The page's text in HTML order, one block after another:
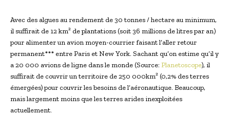
Avec des algues au rendement de 30 tonnes / hectare au minimum,
il suffirait de 12 km² de plantations (soit 36 millions de litres par an)
pour alimenter un avion moyen-courrier faisant l’aller retour
permanent*** entre Paris et New York. Sachant qu’on estime qu’il y
a 20 000 avions de ligne dans le monde (Source: Planetoscope), il
suffirait de couvrir un territoire de 250 000km² (0,2% des terres
émergées) pour couvrir les besoins de l’aéronautique. Beaucoup,
mais largement moins que les terres arides inexploitées
actuellement.